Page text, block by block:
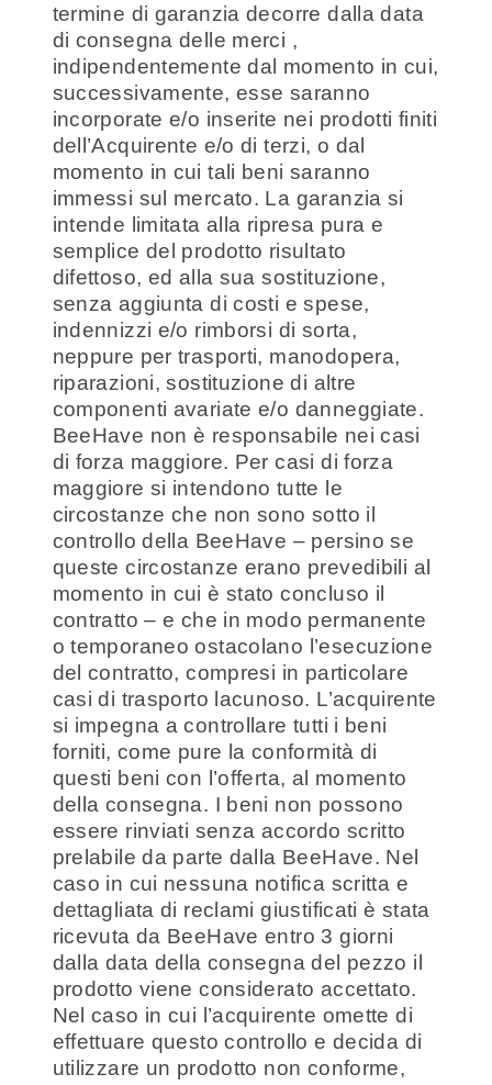
termine di garanzia decorre dalla data
di consegna delle merci ,
indipendentemente dal momento in cui,
successivamente, esse saranno
incorporate e/o inserite nei prodotti finiti
dell’Acquirente e/o di terzi, o dal
momento in cui tali beni saranno
immessi sul mercato. La garanzia si
intende limitata alla ripresa pura e
semplice del prodotto risultato
difettoso, ed alla sua sostituzione,
senza aggiunta di costi e spese,
indennizzi e/o rimborsi di sorta,
neppure per trasporti, manodopera,
riparazioni, sostituzione di altre
componenti avariate e/o danneggiate.
BeeHave non è responsabile nei casi
di forza maggiore. Per casi di forza
maggiore si intendono tutte le
circostanze che non sono sotto il
controllo della BeeHave – persino se
queste circostanze erano prevedibili al
momento in cui è stato concluso il
contratto – e che in modo permanente
o temporaneo ostacolano l’esecuzione
del contratto, compresi in particolare
casi di trasporto lacunoso. L’acquirente
si impegna a controllare tutti i beni
forniti, come pure la conformità di
questi beni con l’offerta, al momento
della consegna. I beni non possono
essere rinviati senza accordo scritto
prelabile da parte dalla BeeHave. Nel
caso in cui nessuna notifica scritta e
dettagliata di reclami giustificati è stata
ricevuta da BeeHave entro 3 giorni
dalla data della consegna del pezzo il
prodotto viene considerato accettato.
Nel caso in cui l’acquirente omette di
effettuare questo controllo e decida di
utilizzare un prodotto non conforme,